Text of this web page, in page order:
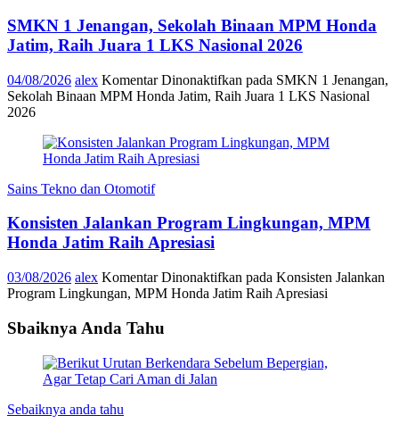
SMKN 1 Jenangan, Sekolah Binaan MPM Honda
Jatim, Raih Juara 1 LKS Nasional 2026
04/08/2026 alex Komentar Dinonaktifkan pada SMKN 1 Jenangan,
Sekolah Binaan MPM Honda Jatim, Raih Juara 1 LKS Nasional
2026
Sains Tekno dan Otomotif
Konsisten Jalankan Program Lingkungan, MPM
Honda Jatim Raih Apresiasi
03/08/2026 alex Komentar Dinonaktifkan pada Konsisten Jalankan
Program Lingkungan, MPM Honda Jatim Raih Apresiasi
Sbaiknya Anda Tahu
Sebaiknya anda tahu